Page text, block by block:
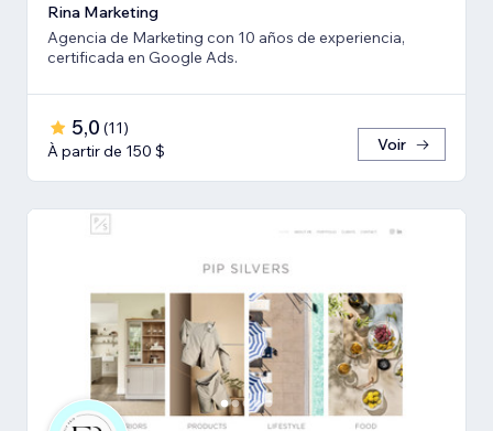
Rina Marketing
Agencia de Marketing con 10 años de experiencia,
certificada en Google Ads.
5,0 (11)
À partir de 150 $
Voir